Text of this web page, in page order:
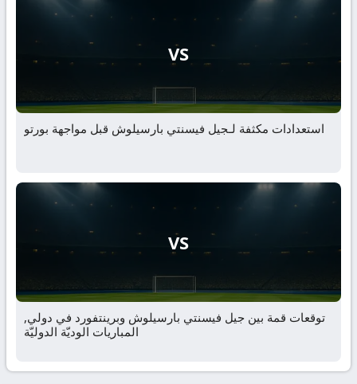
VS
استعدادات مكثفة لـجيل فيسنتي بارسيلوش قبل مواجهة بورتو
VS
توقعات قمة بين جيل فيسنتي بارسيلوش وبرينتفورد في دولي,
المباريات الوديّة الدوليّة